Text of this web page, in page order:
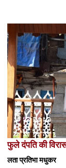
फुले दंपति की
लता प्रतिभा मधुकर